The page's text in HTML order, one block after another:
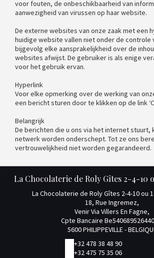
voor fouten, de onbeschikbaarheid van
aanwezigheid van virussen op haar website.
De externe websites van onze zaak met een
huidige website vallen niet onder de controle
bijgevolg elke aansprakelijkheid over de
websites afwijst. De gebruiker is als enige
voor het gebruik ervan.
Hyperlink
Voor elke opmerking over de werking van
een bericht sturen door te klikken op de link
Belangrijk
De berichten die u ons via het internet stuurt,
netwerk worden onderschept. Tot ze ons
vertrouwelijkheid niet worden gegarandeerd.
La Chocolaterie de Roly Gîtes 2-4-10
La Chocolaterie de Roly Gîtes 2-4-10 ou
18, Rue Ingremez,
Venir Via Villers En Fagne,
Cpte Bancaire
5600 PHILIPPEVILLE -
+32 478 38 48 90
+32 475 75 35 06